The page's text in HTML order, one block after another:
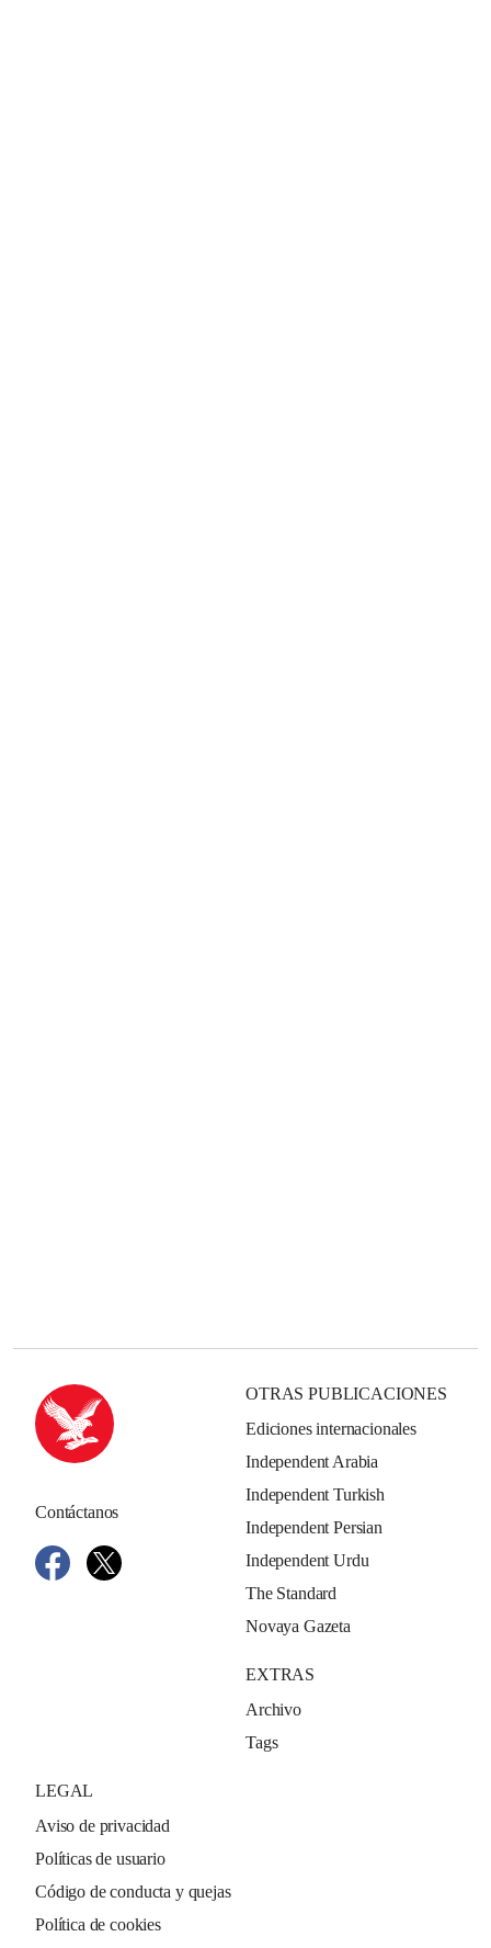
Contáctanos
OTRAS PUBLICACIONES
Ediciones internacionales
Independent Arabia
Independent Turkish
Independent Persian
Independent Urdu
The Standard
Novaya Gazeta
EXTRAS
Archivo
Tags
LEGAL
Aviso de privacidad
Políticas de usuario
Código de conducta y quejas
Política de cookies